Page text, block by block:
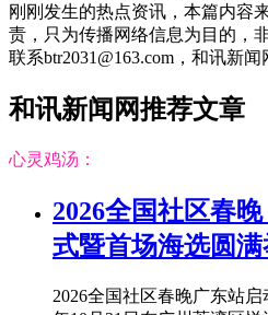
刚刚发生的热点资讯，本篇内容
责，只为传播网络信息为目的，
联系btr2031@163.com，和讯新
和讯新闻网推荐文章
心灵鸡汤：
2026全国社区春
式暨首场海选圆
2026全国社区春晚广东站